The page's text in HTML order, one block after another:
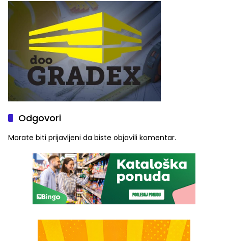
Odgovori
Morate biti prijavljeni da biste objavili komentar.